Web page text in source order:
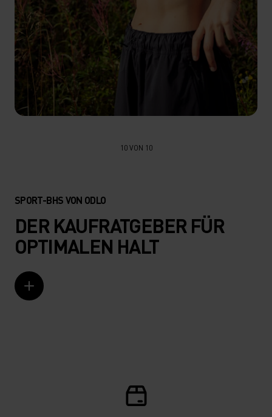
10 VON 10
SPORT-BHS VON ODLO
DER KAUFRATGEBER FÜR
OPTIMALEN HALT